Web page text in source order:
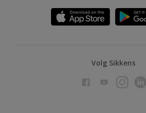
Volg Sikkens